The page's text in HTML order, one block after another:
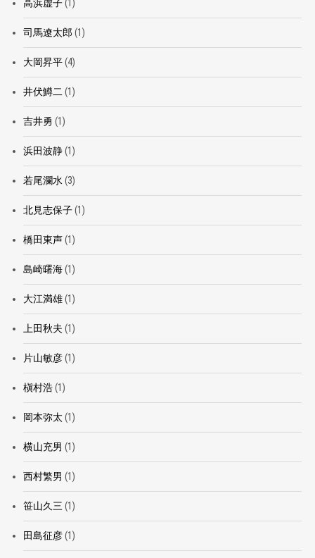
高浜虚子(1)
司馬遼太郎 (1)
大岡昇平(4)
井伏鱒二 (1)
吉井勇 (1)
浜田波静(1)
若尾瀾水 (3)
北見志保子(1)
橋田東声(1)
島崎曙海(1)
大江満雄(1)
上田秋夫 (1)
片山敏彦(1)
槇村浩(1)
岡本弥太 (1)
横山充男 (1)
西村繁男 (1)
笹山久三 (1)
田島征彦(1)